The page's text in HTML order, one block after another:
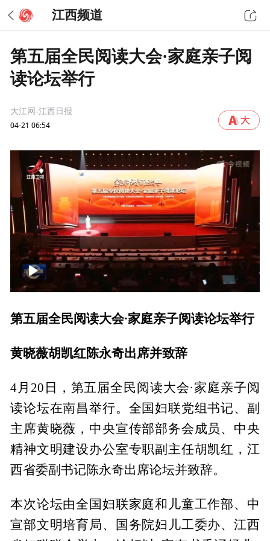
江西频道
第五届全民阅读大会·家庭亲子阅
读论坛举行
大江网-江西日报
04-21 06:54
00:00 00:38
第五届全民阅读大会·家庭亲子阅读论坛举行
黄晓薇胡凯红陈永奇出席并致辞
4月20日，第五届全民阅读大会·家庭亲子阅
读论坛在南昌举行。全国妇联党组书记、副
主席黄晓薇，中央宣传部部务会成员、中央
精神文明建设办公室专职副主任胡凯红，江
西省委副书记陈永奇出席论坛并致辞。
本次论坛由全国妇联家庭和儿童工作部、中
宣部文明培育局、国务院妇儿工委办、江西